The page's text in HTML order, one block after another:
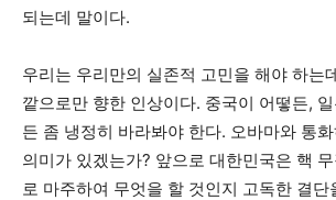
되는데 말이다.
우리는 우리만의 실존적 고민을 해야 하는
깥으로만 향한 인상이다. 중국이 어떻든,
든 좀 냉정히 바라봐야 한다. 오바마와 통
의미가 있겠는가? 앞으로 대한민국은 핵
로 마주하여 무엇을 할 것인지 고독한 결단